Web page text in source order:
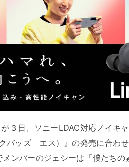
３日、ソニーLDAC対応ノイキ
バッズ エス）』の発売に合わせ
ンバーのジェシーは「僕たち